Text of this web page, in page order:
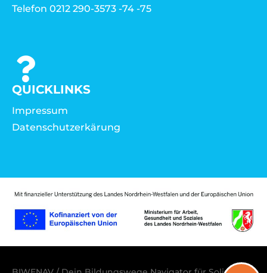
Telefon 0212 290-3573 -74 -75
QUICKLINKS
Impressum
Datenschutzerkärung